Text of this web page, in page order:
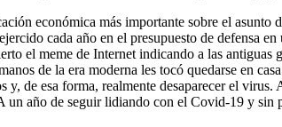
económica más importante sobre el asunto
cada año en el presupuesto de defensa
el meme de Internet indicando a las
de la era moderna les tocó quedarse en
y, de esa forma, realmente desaparecer el
un año de seguir lidiando con el Covid-19 y